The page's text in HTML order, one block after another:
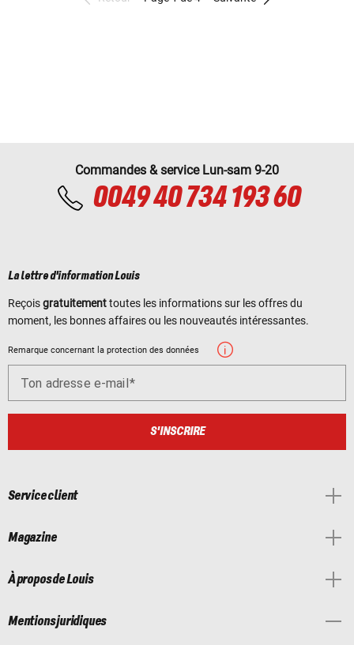
Commandes & service Lun-sam 9-20
0049 40 734 193 60
La lettre d'information Louis
Reçoisgratuitementtoutes les informations sur les offres du
moment, les bonnes affaires ou les nouveautés intéressantes.
Remarque concernant la protection des données
Ton adresse e-mail
S'INSCRIRE
Service client
Magazine
À propos de Louis
Mentions juridiques